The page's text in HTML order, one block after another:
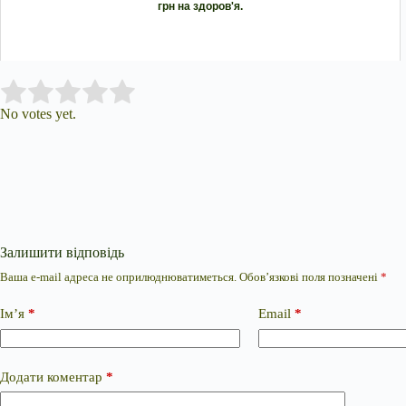
грн на здоров'я.
Rate this item:
No votes yet.
Залишити відповідь
Ваша e-mail адреса не оприлюднюватиметься. Обов’язкові поля позначені *
Ім’я * Email *
Додати коментар *